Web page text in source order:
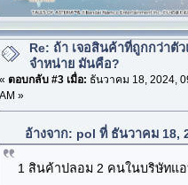
Re: ถ้า เจอสินค้าที่ถูกกว่าตั
จำหน่าย มันคือ?
« ตอบกลับ #3 เมื่อ: ธันวาคม 18, 2024,
AM »
อ้างจาก: pol ที่ ธันวาคม 18,
1 สินค้าปลอม 2 คนในบริษัทแ